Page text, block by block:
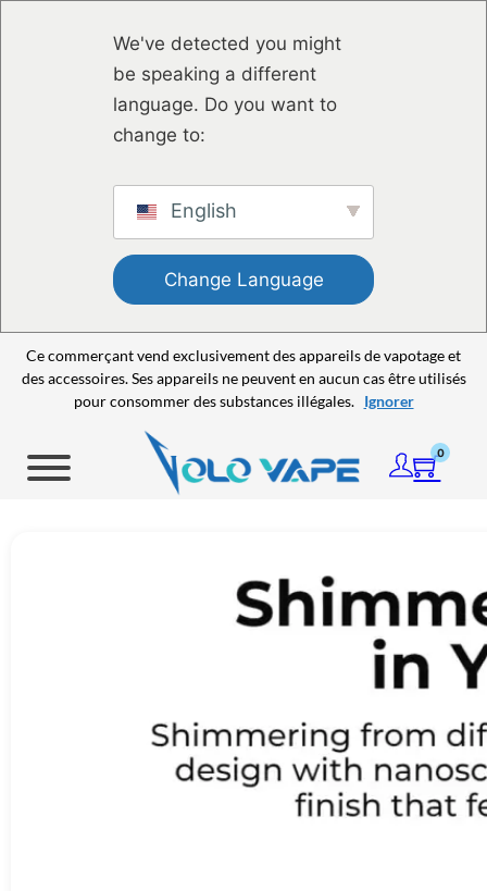
We've detected you might
be speaking a different
language. Do you want to
change to:
English
Change Language
Ce commerçant vend exclusivement des appareils de vapotage et
des accessoires. Ses appareils ne peuvent en aucun cas être utilisés
pour consommer des substances illégales. Ignorer
0